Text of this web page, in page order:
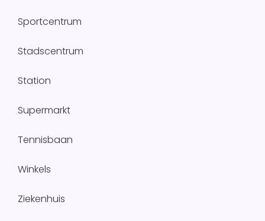
Sportcentrum
Stadscentrum
Station
Supermarkt
Tennisbaan
Winkels
Ziekenhuis